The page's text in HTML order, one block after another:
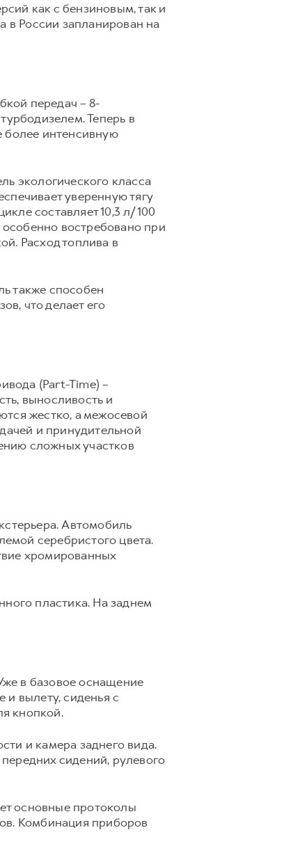
как с бензиновым, так и
в России запланирован на
передач – 8-
Теперь в
более интенсивную
экологического класса
уверенную тягу
составляет 10,3 л/100
востребовано при
Расход топлива в
также способен
что делает его
(Part-Time) –
выносливость и
жестко, а межосевой
и принудительной
сложных участков
Автомобиль
серебристого цвета.
хромированных
пластика. На заднем
в базовое оснащение
и вылету, сиденья с
кнопкой.
и камера заднего вида.
сидений, рулевого
основные протоколы
Комбинация приборов